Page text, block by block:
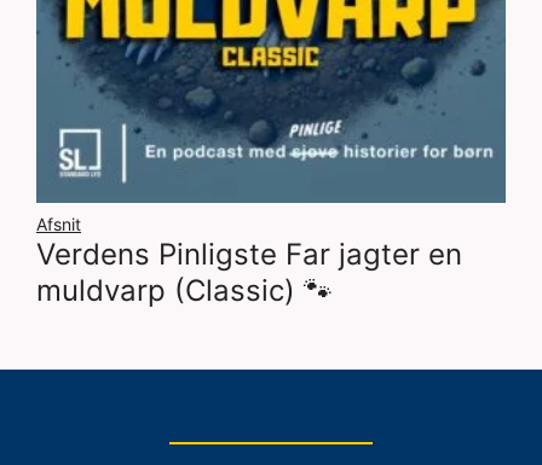
Afsnit
Verdens Pinligste Far jagter en
muldvarp (Classic) 🐾